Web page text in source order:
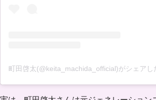
町田啓太(@keita_machida_official)がシェアし